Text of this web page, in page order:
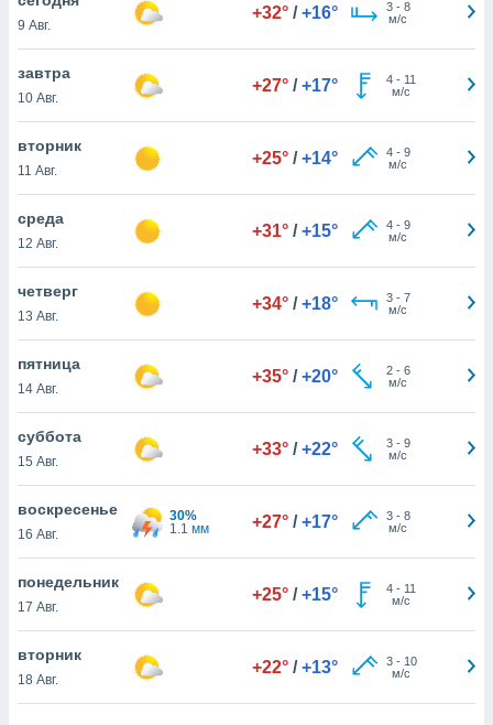
действия
на веб-
основе.
нашей
cookie
в
ВЫ
равно
нашим
9 Авг.
+32° / +16° 3- 8
м/с
завтра
10 Авг.
+27° / +17° 4- 11
м/с
вторник
11 Авг.
+25° / +14° 4- 9
м/с
среда
12 Авг.
+31° / +15° 4- 9
м/с
четверг
13 Авг.
+34° / +18° 3- 7
м/с
пятница
14 Авг.
+35° / +20° 2- 6
м/с
суббота
15 Авг.
+33° / +22° 3- 9
м/с
воскресенье
16 Авг.
30%
1.1 мм
+27° / +17° 3- 8
м/с
понедельник
17 Авг.
+25° / +15° 4- 11
м/с
вторник
18 Авг.
+22° / +13° 3- 10
м/с